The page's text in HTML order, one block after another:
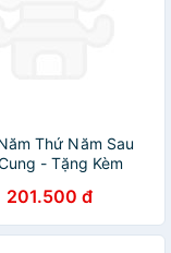
Thứ Năm Sau
- Tặng Kèm
201.500 đ